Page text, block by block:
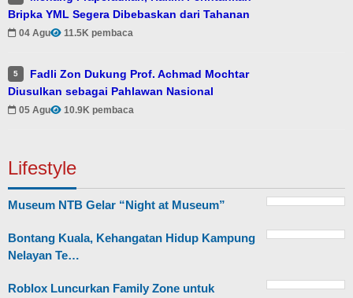
Bripka YML Segera Dibebaskan dari Tahanan
04 Agu 11.5K pembaca
5
Fadli Zon Dukung Prof. Achmad Mochtar
Diusulkan sebagai Pahlawan Nasional
05 Agu 10.9K pembaca
Lifestyle
Museum NTB Gelar “Night at Museum”
Bontang Kuala, Kehangatan Hidup Kampung
Nelayan Te…
Roblox Luncurkan Family Zone untuk